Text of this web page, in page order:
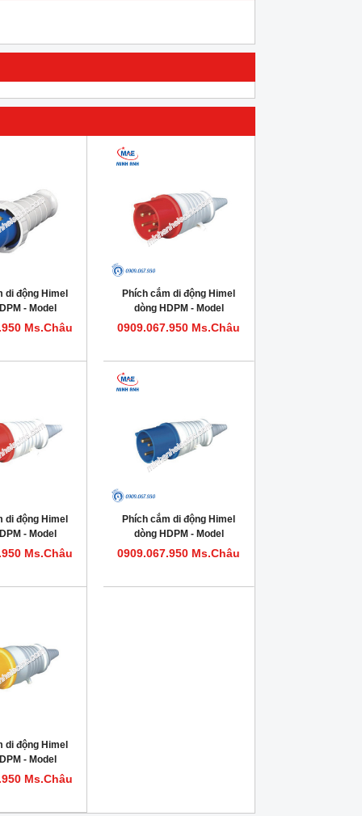
di động Himel
- Model
Ms.Châu
Phích cắm di động Himel
dòng HDPM - Model
HDPM532IP44
0909.067.950 Ms.Châu
di động Himel
- Model
Ms.Châu
Phích cắm di động Himel
dòng HDPM - Model
HDPM332IP44
0909.067.950 Ms.Châu
di động Himel
- Model
Ms.Châu